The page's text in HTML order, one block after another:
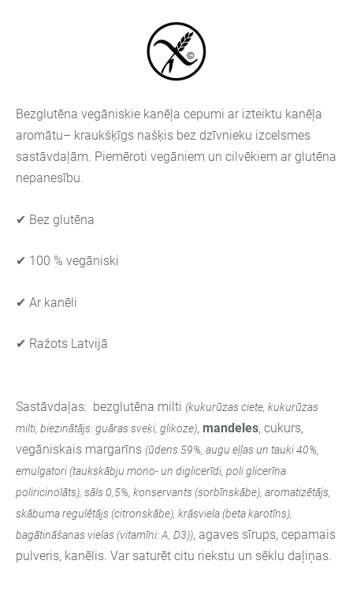
Bezglutēna vegāniskie kanēļa cepumi ar izteiktu kanēļa
aromātu– kraukšķīgs našķis bez dzīvnieku izcelsmes
sastāvdaļām. Piemēroti vegāniem un cilvēkiem ar glutēna
nepanesību.
✔ Bez glutēna
✔ 100 % vegāniski
✔ Ar kanēli
✔ Ražots Latvijā
Sastāvdaļas: bezglutēna milti (kukurūzas ciete, kukurūzas
milti, biezinātājs: guāras sveķi, glikoze), mandeles, cukurs,
vegāniskais margarīns (ūdens 59%, augu eļļas un tauki 40%,
emulgatori (taukskābju mono- un diglicerīdi, poli glicerīna
poliricinolāts), sāls 0,5%, konservants (sorbīnskābe), aromatizētājs,
skābuma regulētājs (citronskābe), krāsviela (beta karotīns),
bagātināšanas vielas (vitamīni: A, D3)), agaves sīrups, cepamais
pulveris, kanēlis. Var saturēt citu riekstu un sēklu daļiņas.